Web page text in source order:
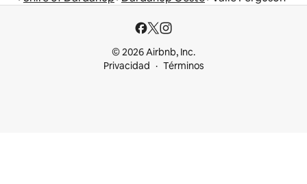
© 2026 Airbnb, Inc.
Privacidad
Términos